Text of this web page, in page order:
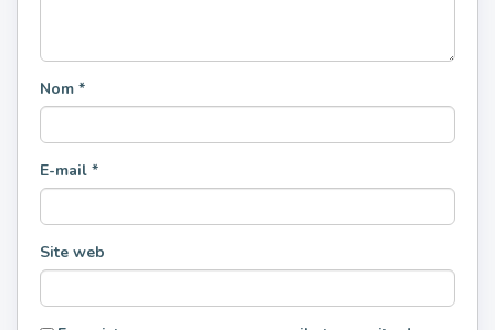
Nom *
E-mail *
Site web